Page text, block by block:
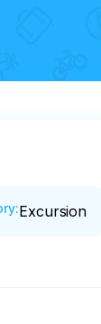
:Excursion